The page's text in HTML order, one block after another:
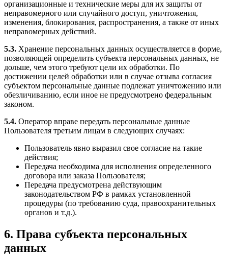
организационные и технические меры для их защиты от
неправомерного или случайного доступ, уничтожения,
изменения, блокирования, распространения, а также от иных
неправомерных действий.
5.3. Хранение персональных данных осуществляется в форме,
позволяющей определить субъекта персональных данных, не
дольше, чем этого требуют цели их обработки. По
достижении целей обработки или в случае отзыва согласия
субъектом персональные данные подлежат уничтожению или
обезличиванию, если иное не предусмотрено федеральным
законом.
5.4. Оператор вправе передать персональные данные
Пользователя третьим лицам в следующих случаях:
Пользователь явно выразил свое согласие на такие
действия;
Передача необходима для исполнения определенного
договора или заказа Пользователя;
Передача предусмотрена действующим
законодательством РФ в рамках установленной
процедуры (по требованию суда, правоохранительных
органов и т.д.).
6. Права субъекта персональных
данных